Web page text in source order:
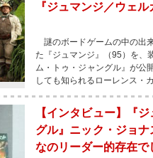
『ジュマンジ／ウェ
謎のボードゲームの中の出
た『ジュマンジ』（95）を、
ム・トゥ・ジャングル』が公
しても知られるローレンス・
【インタビュー】『
グル』ニック・ジョ
なのリーダー的存在で